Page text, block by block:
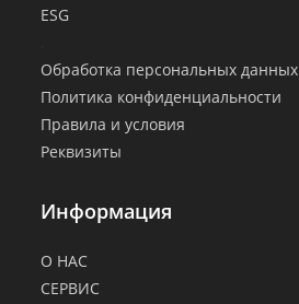
ESG
Обработка персональных данных
Политика конфиденциальности
Правила и условия
Реквизиты
Информация
О НАС
СЕРВИС